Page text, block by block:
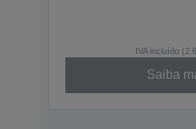
IVA incluído
Saiba